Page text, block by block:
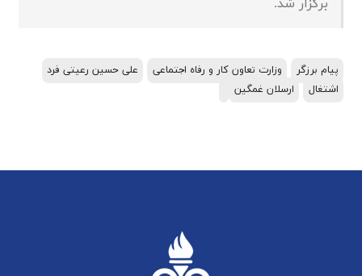
برگزار شد.
پیام برزگر وزارت تعاون کار و رفاه اجتماعی
علی حسین رعیتی فرد
اشتغال
ارسلان غمگین